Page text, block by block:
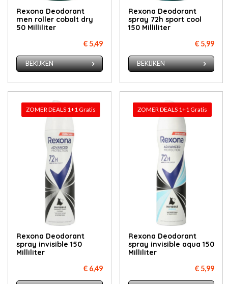
Rexona Deodorant
men roller cobalt dry
50 Milliliter
€ 5,49
BEKIJKEN
Rexona Deodorant
spray 72h sport cool
150 Milliliter
€ 5,99
BEKIJKEN
ZOMER DEALS 1+1 Gratis
Rexona Deodorant
spray invisible 150
Milliliter
€ 6,49
ZOMER DEALS 1+1 Gratis
Rexona Deodorant
spray invisible aqua 150
Milliliter
€ 5,99